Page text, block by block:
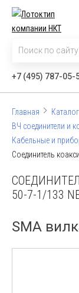
+7 (495) 787-05-
Главная Каталог
ВЧ соединители и
Кабельные и
Соединитель
50-7-1/133
SMA